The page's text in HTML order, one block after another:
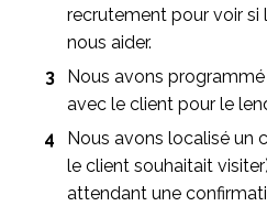
recrutement pour voir si
nous aider.
Nous avons
avec le client pour le
Nous avons localisé un
le client souhaitait
attendant une